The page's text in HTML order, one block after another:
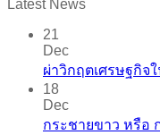
Latest News
21
Dec
ผ่าวิกฤตเศรษฐกิจ
18
Dec
กระชายขาว​ หรือ​